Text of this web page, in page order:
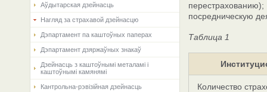
Аўдытарская дзейнасць
Нагляд за страхавой дзейнасцю
Дэпартамент па каштоўных паперах
Дэпартамент дзяржаўных знакаў
Дзейнасць з каштоўнымі металамі і
каштоўнымі камянямі
Кантрольна-рэвізійная дзейнасць
перестрахованию);
посредническую
Таблица 1
Количество